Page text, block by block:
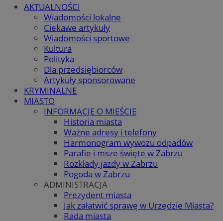
AKTUALNOŚCI
Wiadomości lokalne
Ciekawe artykuły
Wiadomości sportowe
Kultura
Polityka
Dla przedsiębiorców
Artykuły sponsorowane
KRYMINALNE
MIASTO
INFORMACJE O MIEŚCIE
Historia miasta
Ważne adresy i telefony
Harmonogram wywozu odpadów
Parafie i msze święte w Zabrzu
Rozkłady jazdy w Zabrzu
Pogoda w Zabrzu
ADMINISTRACJA
Prezydent miasta
Jak załatwić sprawę w Urzędzie Miasta?
Rada miasta